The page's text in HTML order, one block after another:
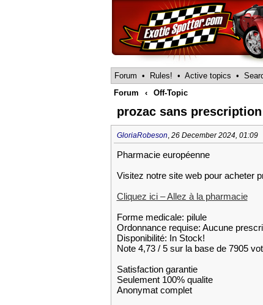
Forum • Rules! • Active topics •
Forum
‹ Off-Topic
prozac sans
GloriaRobeson, 26 December 2024, 01:09
Pharmacie européenne
Visitez notre site web pour acheter
Cliquez ici – Allez à la pharmacie
Forme medicale: pilule
Ordonnance requise: Aucune
Disponibilité: In Stock!
Note 4,73 / 5 sur la base de 7905
Satisfaction garantie
Seulement 100% qualite
Anonymat complet